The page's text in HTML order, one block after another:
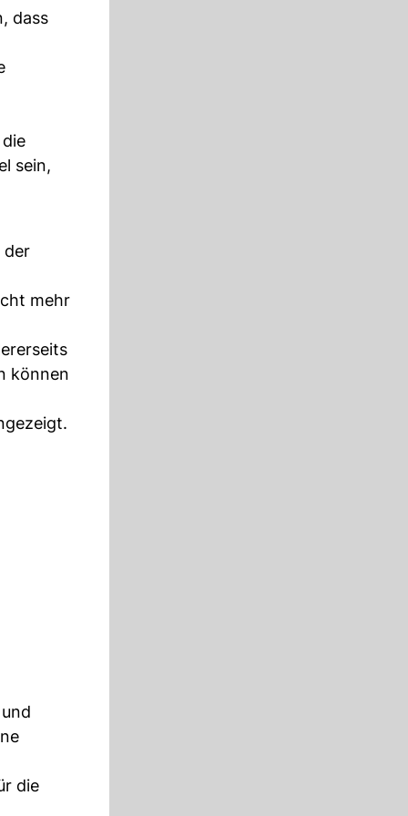
dass
sein,
der
mehr
können
die